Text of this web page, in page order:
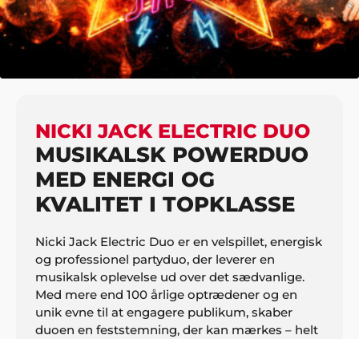
HJEM MUSIK
KOPIBANDS/JAMBANDS
NICKI JACK ELECTRIC DUO
NICKI JACK ELECTRIC DUO
MUSIKALSK POWERDUO
MED ENERGI OG
KVALITET I TOPKLASSE
Nicki Jack Electric Duo er en velspillet, energisk
og professionel partyduo, der leverer en
musikalsk oplevelse ud over det sædvanlige.
Med mere end 100 årlige optrædener og en
unik evne til at engagere publikum, skaber
duoen en feststemning, der kan mærkes – helt